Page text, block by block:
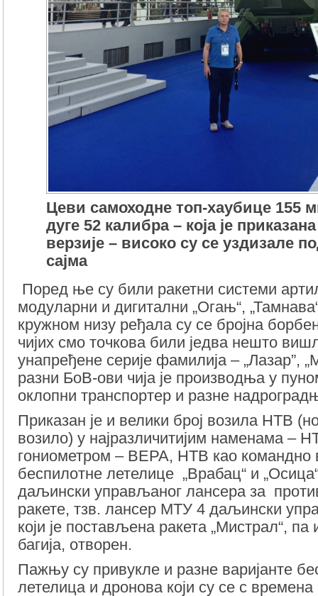
Цеви самоходне топ-хаубице 155
дуге 52 калибра – која је
верзије – високо су се уздизале
сајма
Поред ње су били ракетни системи
модуларни и дигитални „Огањ“,
кружном низу ређала су се бројна
чијих смо точкова били једва нешто
унапређене серије фамилија – „Лазар”,
разни БоВ-ови чија је производња у
оклопни транспортер и разне
Приказан је и велики број возила НТВ
возило) у најразличитијим наменама –
гониометром – ВЕРА, НТВ као командно
беспилотне летелице „Врабац“ и
даљински управљаног лансера за
ракете, тзв. лансер МТУ 4 даљински
који је постављена ракета „Мистрал“,
багија, отворен.
Пажњу су привукле и разне варијанте
летелица и дронова који су се с